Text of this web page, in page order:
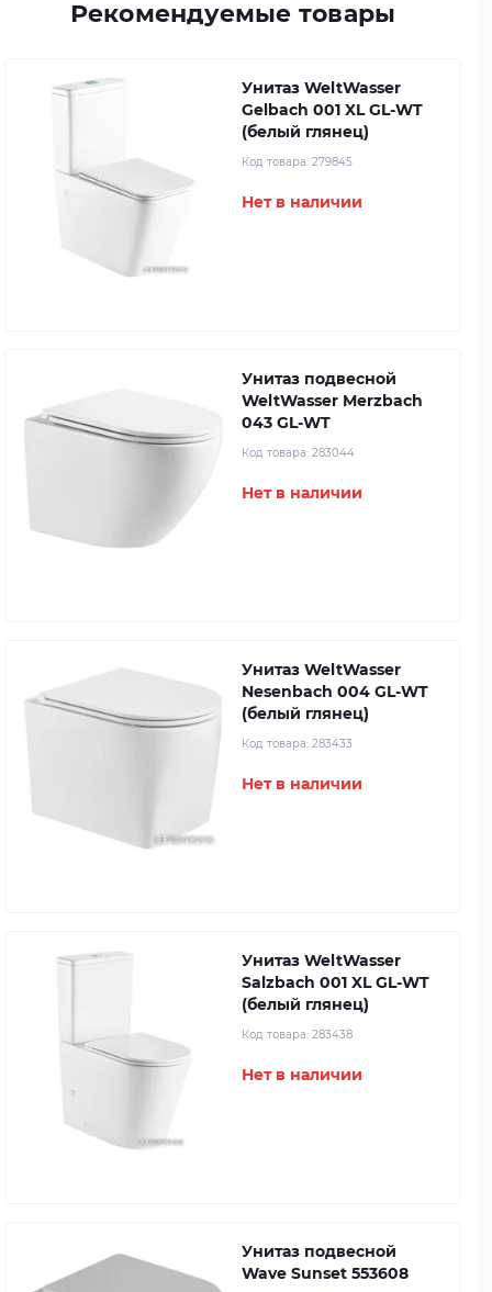
Рекомендуемые товары
Унитаз WeltWasser
Gelbach 001 XL GL-WT
(белый глянец)
Код товара: 279845
Нет в наличии
Унитаз подвесной
WeltWasser Merzbach
043 GL-WT
Код товара: 283044
Нет в наличии
Унитаз WeltWasser
Nesenbach 004 GL-WT
(белый глянец)
Код товара: 283433
Нет в наличии
Унитаз WeltWasser
Salzbach 001 XL GL-WT
(белый глянец)
Код товара: 283438
Нет в наличии
Унитаз подвесной
Wave Sunset 553608